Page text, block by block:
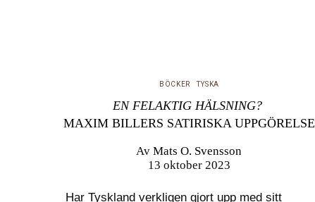
BÖCKER TYSKA
EN FELAKTIG HÄLSNING?
MAXIM BILLERS SATIRISKA UPPGÖRELSE
AvMats O. Svensson
13 oktober 2023
Har Tyskland verkligen gjort upp med sitt